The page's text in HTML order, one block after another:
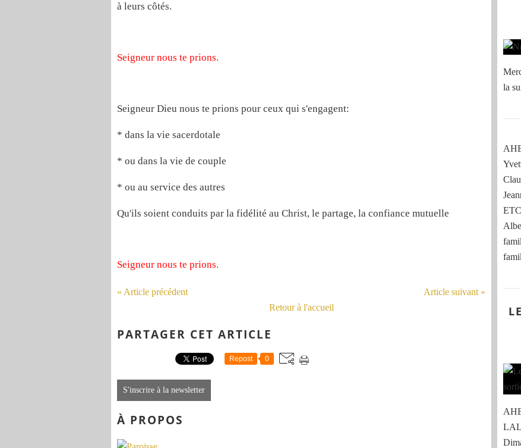
à leurs côtés.
Seigneur nous te prions.
Seigneur Dieu nous te prions pour ceux qui s'engagent:
* dans la vie sacerdotale
* ou dans la vie de couple
* ou au service des autres
Qu'ils soient conduits par la fidélité au Christ, le partage, la confiance mutuelle
Seigneur nous te prions.
« Article précédent
Article suivant »
Retour à l'accueil
PARTAGER CET ARTICLE
Repost 0
S'inscrire à la newsletter
À PROPOS
la